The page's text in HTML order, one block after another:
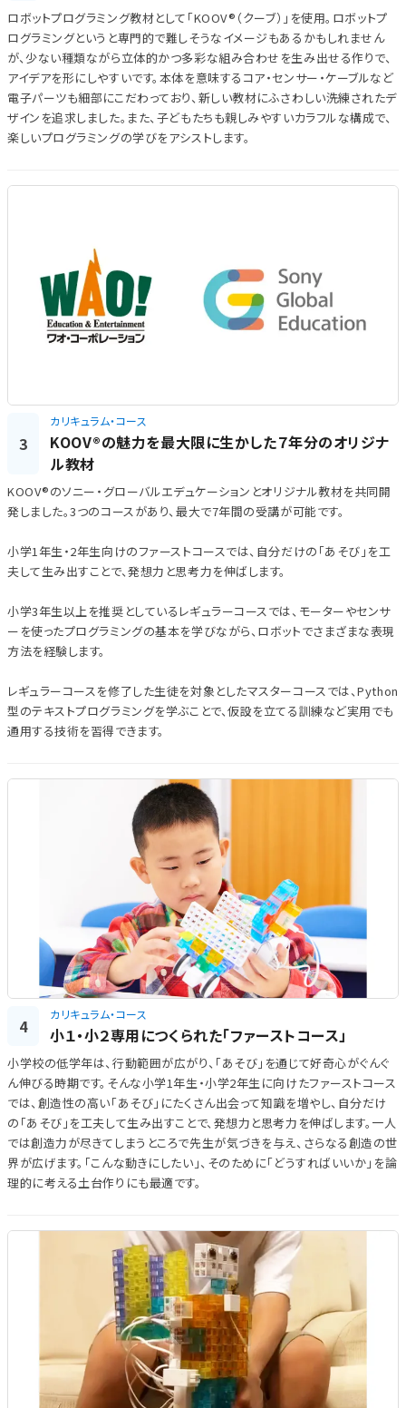
ロボットプログラミング教材として「KOOV®（クーブ）」を使用。ロボットプ
ログラミングというと専門的で難しそうなイメージもあるかもしれません
が、少ない種類ながら立体的かつ多彩な組み合わせを生み出せる作りで、
アイデアを形にしやすいです。本体を意味するコア・センサー・ケーブルなど
電子パーツも細部にこだわっており、新しい教材にふさわしい洗練されたデ
ザインを追求しました。また、子どもたちも親しみやすいカラフルな構成で、
楽しいプログラミングの学びをアシストします。
3
カリキュラム・コース
KOOV®の魅力を最大限に生かした７年分のオリジナ
ル教材
KOOV®のソニー・グローバルエデュケーションとオリジナル教材を共同開
発しました。3つのコースがあり、最大で7年間の受講が可能です。
小学1年生・2年生向けのファーストコースでは、自分だけの「あそび」を工
夫して生み出すことで、発想力と思考力を伸ばします。
小学3年生以上を推奨としているレギュラーコースでは、モーターやセンサ
ーを使ったプログラミングの基本を学びながら、ロボットでさまざまな表現
方法を経験します。
レギュラーコースを修了した生徒を対象としたマスターコースでは、Python
型のテキストプログラミングを学ぶことで、仮設を立てる訓練など実用でも
通用する技術を習得できます。
4
カリキュラム・コース
小１・小２専用につくられた「ファーストコース」
小学校の低学年は、行動範囲が広がり、「あそび」を通じて好奇心がぐんぐ
ん伸びる時期です。そんな小学1年生・小学2年生に向けたファーストコース
では、創造性の高い「あそび」にたくさん出会って知識を増やし、自分だけ
の「あそび」を工夫して生み出すことで、発想力と思考力を伸ばします。一人
では創造力が尽きてしまうところで先生が気づきを与え、さらなる創造の世
界が広げます。「こんな動きにしたい」、そのために「どうすればいいか」を論
理的に考える土台作りにも最適です。